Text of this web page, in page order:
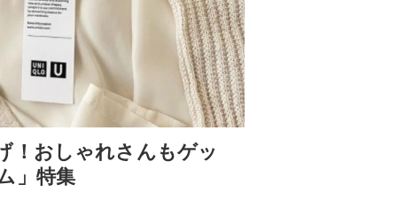
！おしゃれさんもゲッ
」特集